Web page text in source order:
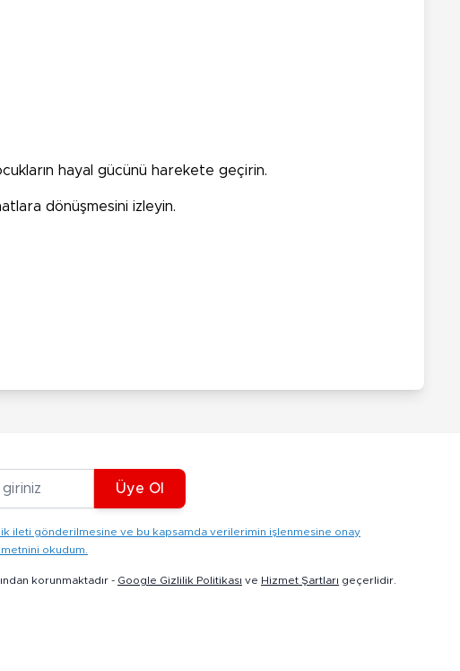
hayal gücünü harekete geçirin.
dönüşmesini izleyin.
Üye Ol
ileti gönderilmesine ve bu kapsamda verilerimin işlenmesine onay
okudum.
korunmaktadır - Google Gizlilik Politikası ve Hizmet Şartları geçerlidir.